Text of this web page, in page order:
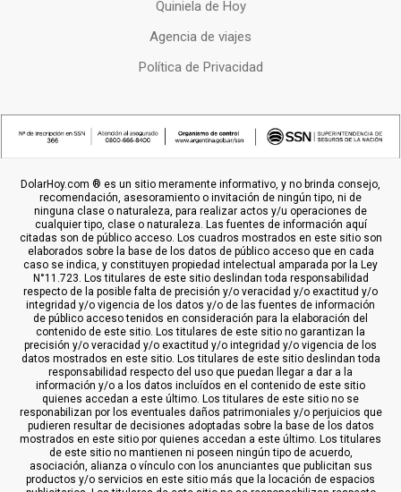
Quiniela de Hoy
Agencia de viajes
Política de Privacidad
DolarHoy.com ® es un sitio meramente informativo, y no brinda consejo,
recomendación, asesoramiento o invitación de ningún tipo, ni de
ninguna clase o naturaleza, para realizar actos y/u operaciones de
cualquier tipo, clase o naturaleza. Las fuentes de información aquí
citadas son de público acceso. Los cuadros mostrados en este sitio son
elaborados sobre la base de los datos de público acceso que en cada
caso se indica, y constituyen propiedad intelectual amparada por la Ley
N°11.723. Los titulares de este sitio deslindan toda responsabilidad
respecto de la posible falta de precisión y/o veracidad y/o exactitud y/o
integridad y/o vigencia de los datos y/o de las fuentes de información
de público acceso tenidos en consideración para la elaboración del
contenido de este sitio. Los titulares de este sitio no garantizan la
precisión y/o veracidad y/o exactitud y/o integridad y/o vigencia de los
datos mostrados en este sitio. Los titulares de este sitio deslindan toda
responsabilidad respecto del uso que puedan llegar a dar a la
información y/o a los datos incluídos en el contenido de este sitio
quienes accedan a este último. Los titulares de este sitio no se
responabilizan por los eventuales daños patrimoniales y/o perjuicios que
pudieren resultar de decisiones adoptadas sobre la base de los datos
mostrados en este sitio por quienes accedan a este último. Los titulares
de este sitio no mantienen ni poseen ningún tipo de acuerdo,
asociación, alianza o vínculo con los anunciantes que publicitan sus
productos y/o servicios en este sitio más que la locación de espacios